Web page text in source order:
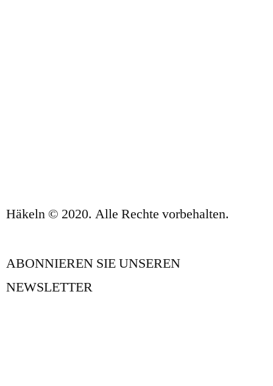
Häkeln © 2020. Alle Rechte vorbehalten.
ABONNIEREN SIE UNSEREN
NEWSLETTER